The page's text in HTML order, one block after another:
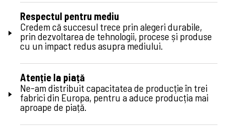
Respectul pentru mediu
Credem că succesul trece prin alegeri durabile,
prin dezvoltarea de tehnologii, procese și produse
cu un impact redus asupra mediului.
Atenție la piață
Ne-am distribuit capacitatea de producție în trei
fabrici din Europa, pentru a aduce producția mai
aproape de piață.